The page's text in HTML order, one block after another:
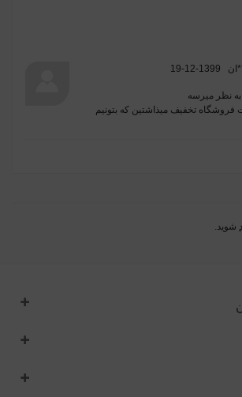
1399-12-19
نظر میرسه
تخفیف میذاشتین که بتونیم
شوید.